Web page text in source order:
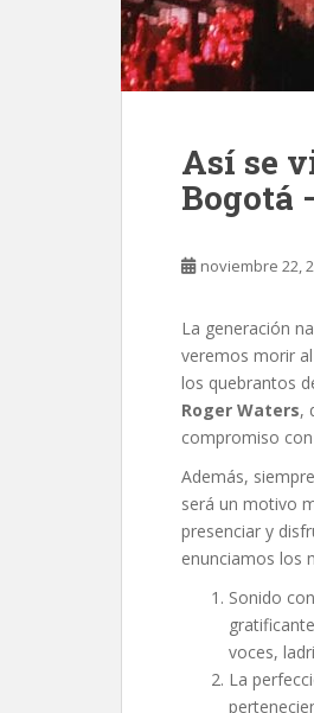
Así se
Bogotá
noviembre 22,
La generación
veremos morir
los quebrantos
Roger Waters,
compromiso
Además,
será un motivo
presenciar y
enunciamos los
Sonido
voces,
La